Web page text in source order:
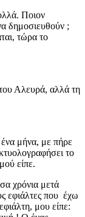
Ποιον
δημοσιευθούν ;
τώρα το
Αλευρά, αλλά τη
ένα μήνα, με πήρε
το
είπε.
χρόνια μετά
εφιάλτες που έχω
μου είπε: